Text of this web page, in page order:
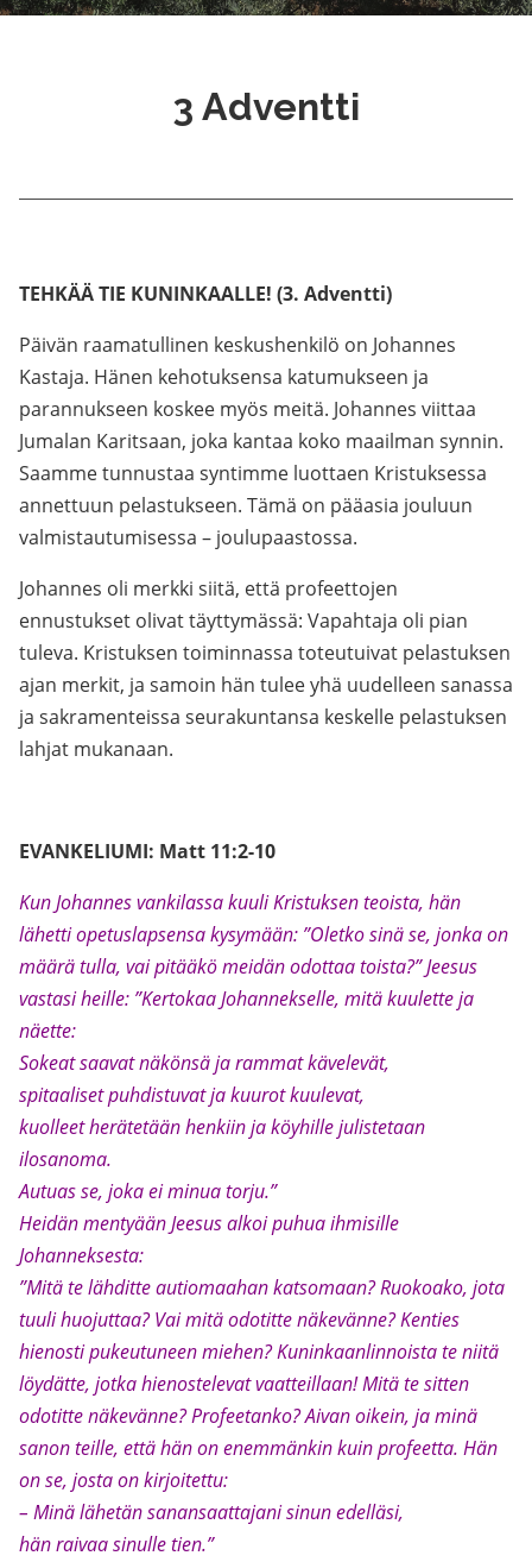
3 Adventti
TEHKÄÄ TIE KUNINKAALLE! (3. Adventti)
Päivän raamatullinen keskushenkilö on Johannes
Kastaja. Hänen kehotuksensa katumukseen ja
parannukseen koskee myös meitä. Johannes viittaa
Jumalan Karitsaan, joka kantaa koko maailman synnin.
Saamme tunnustaa syntimme luottaen Kristuksessa
annettuun pelastukseen. Tämä on pääasia jouluun
valmistautumisessa – joulupaastossa.
Johannes oli merkki siitä, että profeettojen
ennustukset olivat täyttymässä: Vapahtaja oli pian
tuleva. Kristuksen toiminnassa toteutuivat pelastuksen
ajan merkit, ja samoin hän tulee yhä uudelleen sanassa
ja sakramenteissa seurakuntansa keskelle pelastuksen
lahjat mukanaan.
EVANKELIUMI: Matt 11:2-10
Kun Johannes vankilassa kuuli Kristuksen teoista, hän
lähetti opetuslapsensa kysymään: ”Oletko sinä se, jonka on
määrä tulla, vai pitääkö meidän odottaa toista?” Jeesus
vastasi heille: ”Kertokaa Johannekselle, mitä kuulette ja
näette:
Sokeat saavat näkönsä ja rammat kävelevät,
spitaaliset puhdistuvat ja kuurot kuulevat,
kuolleet herätetään henkiin ja köyhille julistetaan
ilosanoma.
Autuas se, joka ei minua torju.”
Heidän mentyään Jeesus alkoi puhua ihmisille
Johanneksesta:
”Mitä te lähditte autiomaahan katsomaan? Ruokoako, jota
tuuli huojuttaa? Vai mitä odotitte näkevänne? Kenties
hienosti pukeutuneen miehen? Kuninkaanlinnoista te niitä
löydätte, jotka hienostelevat vaatteillaan! Mitä te sitten
odotitte näkevänne? Profeetanko? Aivan oikein, ja minä
sanon teille, että hän on enemmänkin kuin profeetta. Hän
on se, josta on kirjoitettu:
– Minä lähetän sanansaattajani sinun edelläsi,
hän raivaa sinulle tien.”